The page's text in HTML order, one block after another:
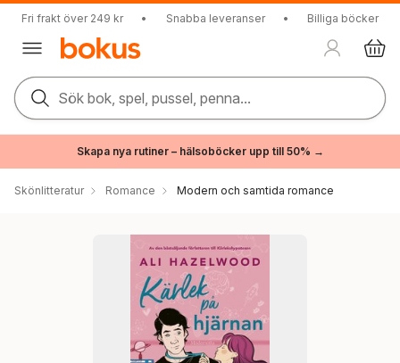
Fri frakt över 249 kr • Snabba leveranser • Billiga böcker
Sök bok, spel, pussel, penna...
Skapa nya rutiner – hälsoböcker upp till 50% →
Skönlitteratur Romance Modern och samtida romance